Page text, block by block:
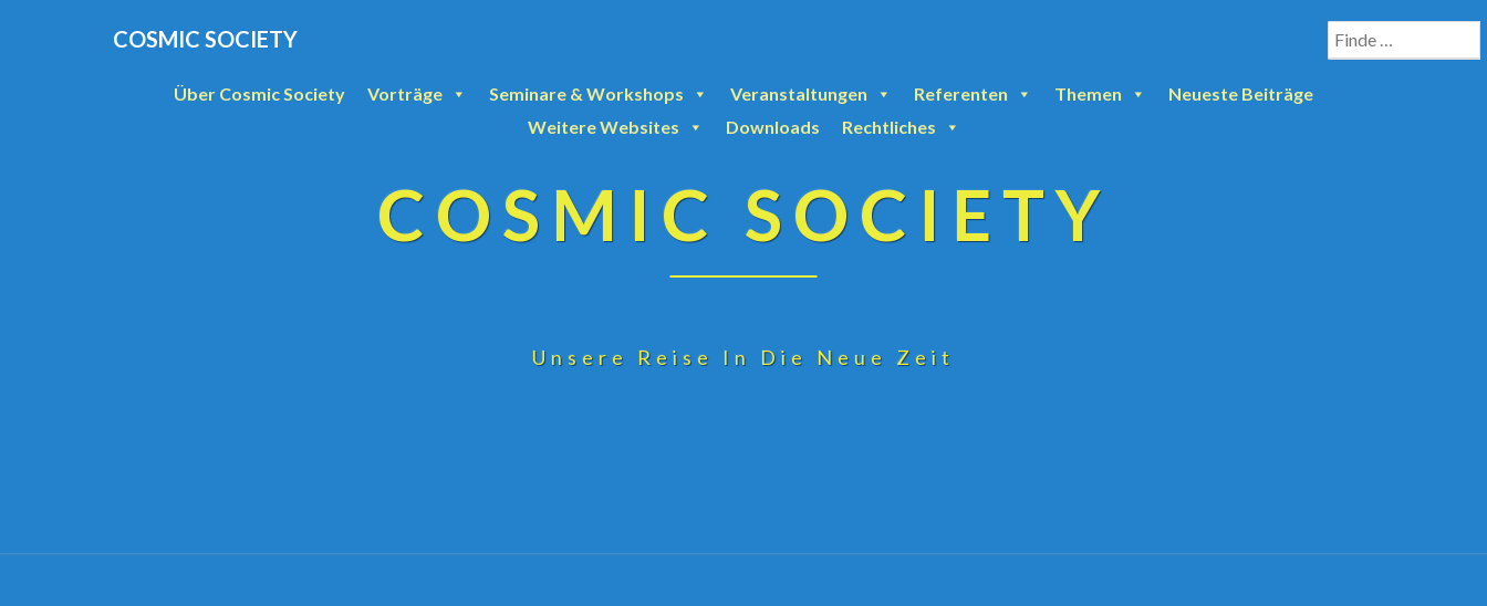
COSMIC SOCIETY
Über Cosmic Society Vorträge Seminare & Workshops Veranstaltungen Referenten Themen
Neueste Beiträge
Weitere Websites
Downloads Rechtliches
COSMIC SOCIETY
Unsere Reise In Die Neue Zeit